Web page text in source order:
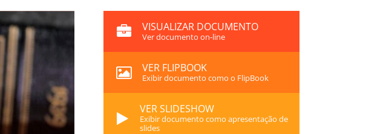
VISUALIZAR DOCUMENTO
Ver documento on-line
VER FLIPBOOK
Exibir documento como o FlipBook
VER SLIDESHOW
Exibir documento como apresentação de
slides